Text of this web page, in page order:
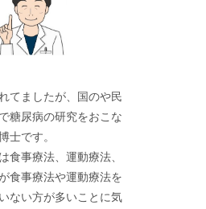
てましたが、国のや民
糖尿病の研究をおこな
士です。
食事療法、運動療法、
食事療法や運動療法を
ない方が多いことに気